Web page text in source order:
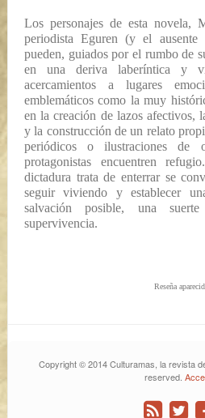
Los personajes de esta novela,
periodista Eguren (y el ausente
pueden, guiados por el rumbo de
en una deriva laberíntica y
acercamientos a lugares
emblemáticos como la muy
en la creación de lazos afectivos,
y la construcción de un relato
periódicos o ilustraciones de
protagonistas encuentren
dictadura trata de enterrar se
seguir viviendo y establecer
salvación posible, una
supervivencia.
Reseña
Copyright © 2014 Culturamas, la revista
reserved.